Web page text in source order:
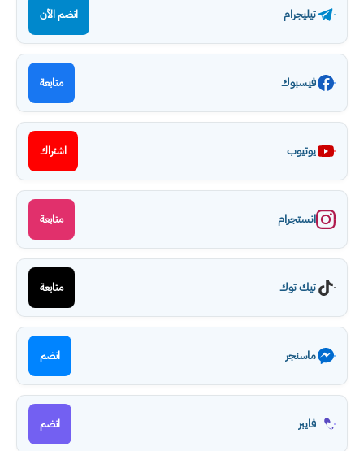
تيليجرام انضم الآن
فيسبوك متابعة
يوتيوب اشتراك
انستجرام متابعة
تيك توك متابعة
ماسنجر انضم
فايبر انضم